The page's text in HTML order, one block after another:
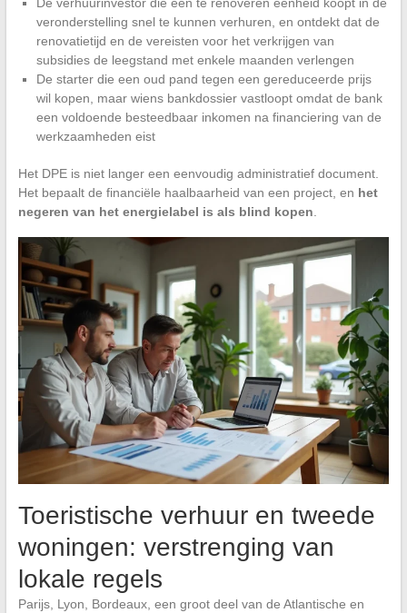
veronderstelling snel te kunnen verhuren, en ontdekt dat de
renovatietijd en de vereisten voor het verkrijgen van
subsidies de leegstand met enkele maanden verlengen
De starter die een oud pand tegen een gereduceerde prijs
wil kopen, maar wiens bankdossier vastloopt omdat de bank
een voldoende besteedbaar inkomen na financiering van de
werkzaamheden eist
Het DPE is niet langer een eenvoudig administratief document.
Het bepaalt de financiële haalbaarheid van een project, en het
negeren van het energielabel is als blind kopen
Toeristische verhuur en tweede
woningen: verstrenging van
lokale regels
Parijs, Lyon, Bordeaux, een groot deel van de Atlantische en